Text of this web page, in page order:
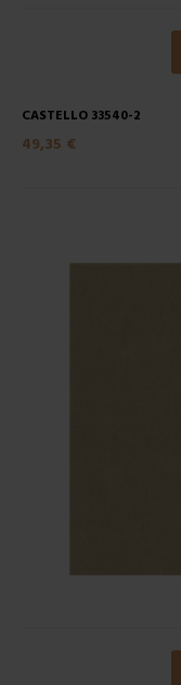
CASTELLO 33540-2
49,35 €